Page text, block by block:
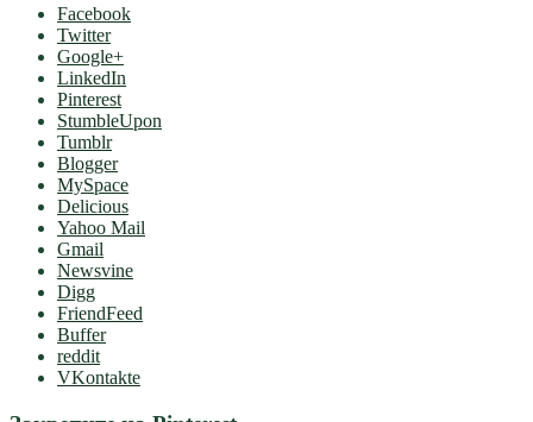
Facebook
Twitter
Google+
LinkedIn
Pinterest
StumbleUpon
Tumblr
Blogger
MySpace
Delicious
Yahoo Mail
Gmail
Newsvine
Digg
FriendFeed
Buffer
reddit
VKontakte